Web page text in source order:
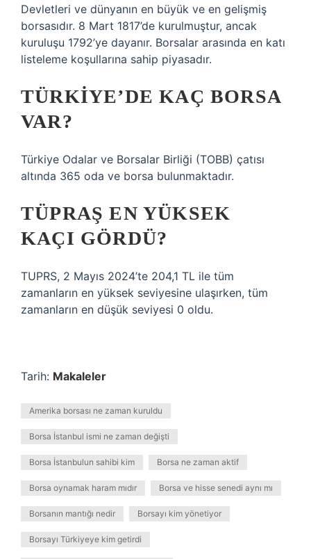
Devletleri ve dünyanın en büyük ve en gelişmiş
borsasıdır. 8 Mart 1817’de kurulmuştur, ancak
kuruluşu 1792’ye dayanır. Borsalar arasında en katı
listeleme koşullarına sahip piyasadır.
TÜRKIYE’DE KAÇ BORSA
VAR?
Türkiye Odalar ve Borsalar Birliği (TOBB) çatısı
altında 365 oda ve borsa bulunmaktadır.
TÜPRAŞ EN YÜKSEK
KAÇI GÖRDÜ?
TUPRS, 2 Mayıs 2024’te 204,1 TL ile tüm
zamanların en yüksek seviyesine ulaşırken, tüm
zamanların en düşük seviyesi 0 oldu.
Tarih: Makaleler
Amerika borsası ne zaman kuruldu
Borsa İstanbul ismi ne zaman değişti
Borsa İstanbulun sahibi kim Borsa ne zaman aktif
Borsa oynamak haram mıdır Borsa ve hisse senedi aynı mı
Borsanın mantığı nedir Borsayı kim yönetiyor
Borsayı Türkiyeye kim getirdi